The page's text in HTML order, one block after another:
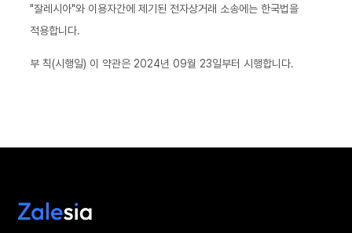
"잘레시아"와 이용자간에 제기된 전자상거래 소송에는 한국법을
적용합니다.
부 칙(시행일) 이 약관은 2024년 09월 23일부터 시행합니다.